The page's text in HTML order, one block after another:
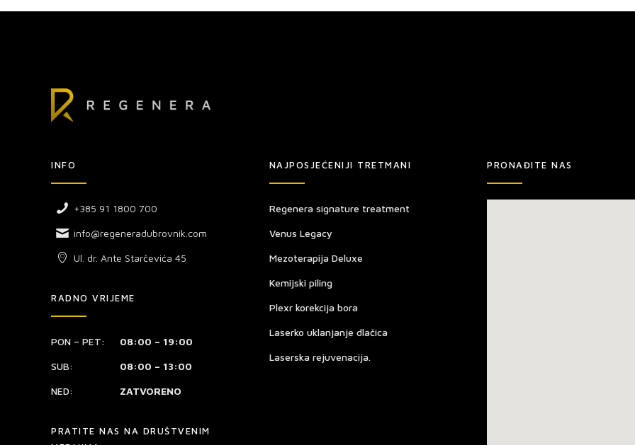
INFO
+385 91 1800 700
info@regeneradubrovnik.com
Ul. dr. Ante Starčevića 45
RADNO VRIJEME
PON – PET: 08:00 – 19:00
SUB: 08:00 – 13:00
NED: ZATVORENO
PRATITE NAS NA DRUŠTVENIM
NAJPOSJEĆENIJI TRETMANI
Regenera signature treatment
Venus Legacy
Mezoterapija Deluxe
Kemijski piling
Plexr korekcija bora
Laserko uklanjanje dlačica
Laserska rejuvenacija.
PRONAĐITE NAS